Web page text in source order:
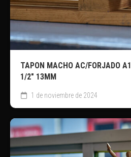
TAPON MACHO AC/FORJADO
1/2″ 13MM
1 de noviembre de 2024